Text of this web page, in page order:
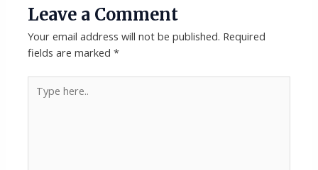
Leave a Comment
fields are marked*
Type
here..